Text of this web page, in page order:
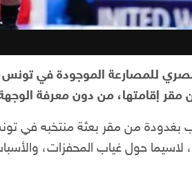
للمصارعة الموجودة في تونس،
بغدودة من مقر بعثة منتخبه في
لاسيما حول غياب المحفزات،